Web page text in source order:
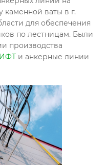
каменной ваты в г.
для обеспечения
по лестницам. Были
производства
и анкерные линии